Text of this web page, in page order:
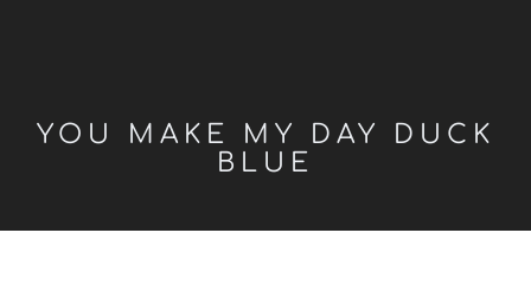
YOU MAKE MY DAY DUCK
BLUE